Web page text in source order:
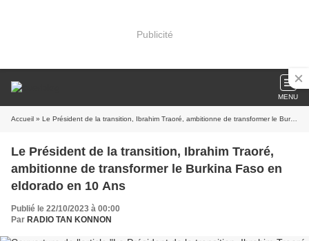
Publicité
MENU
Accueil » Le Président de la transition, Ibrahim Traoré, ambitionne de transformer le Burkina Faso en eldorado en 10 Ans
Le Président de la transition, Ibrahim Traoré,
ambitionne de transformer le Burkina Faso en
eldorado en 10 Ans
Publié le 22/10/2023 à 00:00
Par RADIO TAN KONNON